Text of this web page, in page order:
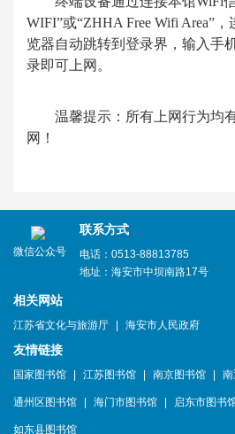
WIFI”或“ZHHA Free Wifi Area”
览器自动跳转到登录界，输入手
录即可上网。
温馨提示：所有上网行为均有
网！
微信公众号
联系方式
电话：0513-88813785
地址：海安市中坝南路17号
相关网站
江苏省文化与旅游厅 海安市人民政府
友情链接
国家图书馆 江苏图书馆 南京图书馆
通州区图书馆 海门市图书馆 启东市图书
如东县图书馆